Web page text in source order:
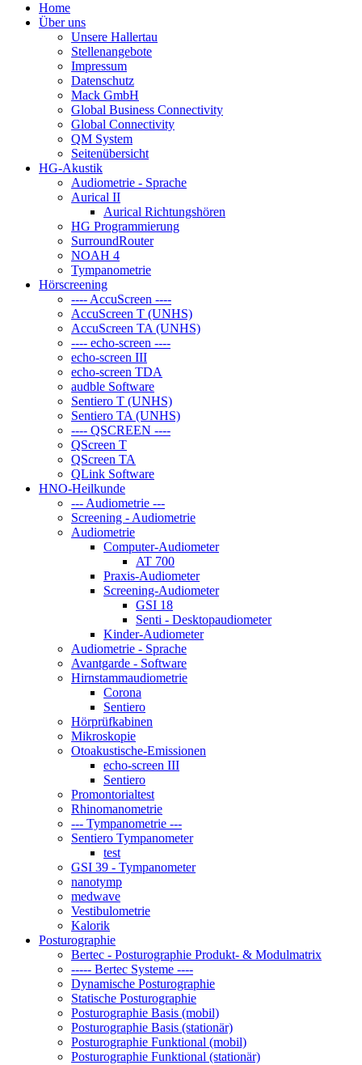
Home
Über uns
Unsere Hallertau
Stellenangebote
Impressum
Datenschutz
Mack GmbH
Global Business Connectivity
Global Connectivity
QM System
Seitenübersicht
HG-Akustik
Audiometrie - Sprache
Aurical II
Aurical Richtungshören
HG Programmierung
SurroundRouter
NOAH 4
Tympanometrie
Hörscreening
---- AccuScreen ----
AccuScreen T (UNHS)
AccuScreen TA (UNHS)
---- echo-screen ----
echo-screen III
echo-screen TDA
audble Software
Sentiero T (UNHS)
Sentiero TA (UNHS)
---- QSCREEN ----
QScreen T
QScreen TA
QLink Software
HNO-Heilkunde
--- Audiometrie ---
Screening - Audiometrie
Audiometrie
Computer-Audiometer
AT 700
Praxis-Audiometer
Screening-Audiometer
GSI 18
Senti - Desktopaudiometer
Kinder-Audiometer
Audiometrie - Sprache
Avantgarde - Software
Hirnstammaudiometrie
Corona
Sentiero
Hörprüfkabinen
Mikroskopie
Otoakustische-Emissionen
echo-screen III
Sentiero
Promontorialtest
Rhinomanometrie
--- Tympanometrie ---
Sentiero Tympanometer
test
GSI 39 - Tympanometer
nanotymp
medwave
Vestibulometrie
Kalorik
Posturographie
Bertec - Posturographie Produkt- & Modulmatrix
----- Bertec Systeme ----
Dynamische Posturographie
Statische Posturographie
Posturographie Basis (mobil)
Posturographie Basis (stationär)
Posturographie Funktional (mobil)
Posturographie Funktional (stationär)